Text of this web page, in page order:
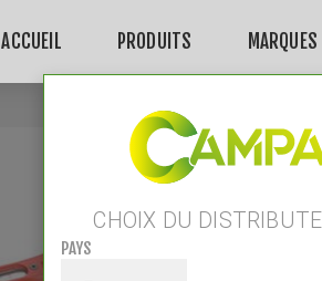
ACCUEIL PRODUITS MARQUES
CHOIX DU
PAYS